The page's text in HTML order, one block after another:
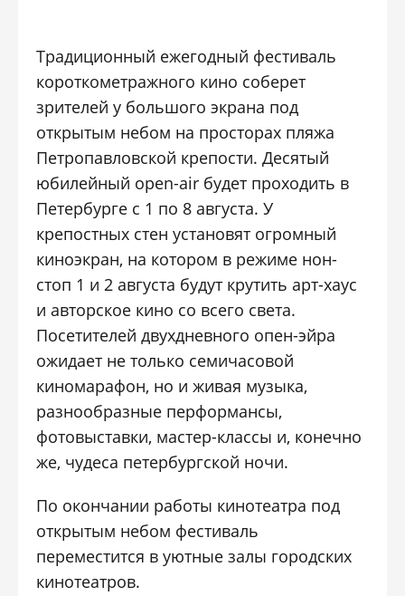
Традиционный ежегодный фестиваль
короткометражного кино соберет
зрителей у большого экрана под
открытым небом на просторах пляжа
Петропавловской крепости. Десятый
юбилейный open-air будет проходить в
Петербурге с 1 по 8 августа. У
крепостных стен установят огромный
киноэкран, на котором в режиме нон-
стоп 1 и 2 августа будут крутить арт-хаус
и авторское кино со всего света.
Посетителей двухдневного опен-эйра
ожидает не только семичасовой
киномарафон, но и живая музыка,
разнообразные перформансы,
фотовыставки, мастер-классы и, конечно
же, чудеса петербургской ночи.
По окончании работы кинотеатра под
открытым небом фестиваль
переместится в уютные залы городских
кинотеатров.